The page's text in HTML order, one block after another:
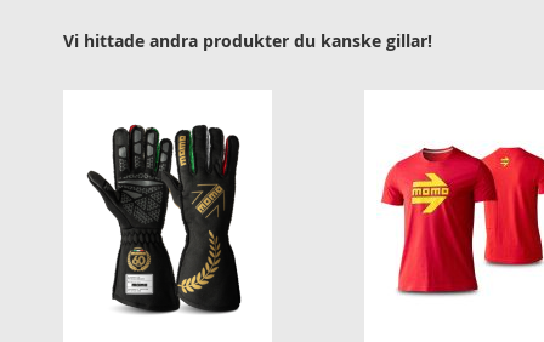
Vi hittade andra produkter du kanske gillar!